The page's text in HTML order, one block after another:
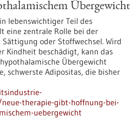
Übergewicht
lebenswichtiger Teil des
eine zentrale Rolle bei der
oder Stoffwechsel. Wird
Kindheit beschädigt, kann das
Übergewicht
schwerste Adipositas, die bisher
therapie-gibt-hoffnung-bei-
uebergewicht